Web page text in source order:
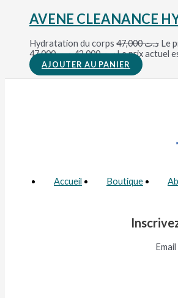
AVENE CLEANANCE
Hydratation du corps د.ت47,000
Le
د.ت 47,000.
د.ت42,000
AJOUTER AU PANIER
Accueil Boutique
Email